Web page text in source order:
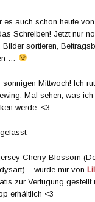
es auch schon heute
Schreiben! Jetzt nur
Bilder sortieren,
…
sonnigen Mittwoch! Ich
Mal sehen, was
werde. <3
Cherry Blossom
– wurde mir von
zur Verfügung gestellt
erhältlich <3